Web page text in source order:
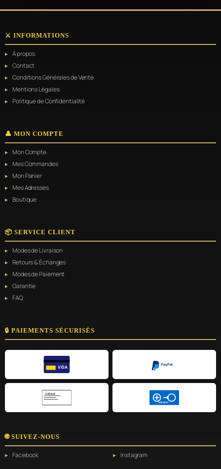
⚔️ INFORMATIONS
À propos
Contact
Conditions Générales de Vente
Mentions Légales
Politique de Confidentialité
👤 MON COMPTE
Mon Compte
Mes Commandes
Mon Panier
Mes Adresses
Boutique
📦 SERVICE CLIENT
Modes de Livraison
Retours & Échanges
Modes de Paiement
Garantie
FAQ
🔒 PAIEMENTS SÉCURISÉS
VISA
PayPal
CHÈQUE
VIREMENT
🌐 SUIVEZ-NOUS
Facebook
Instagram